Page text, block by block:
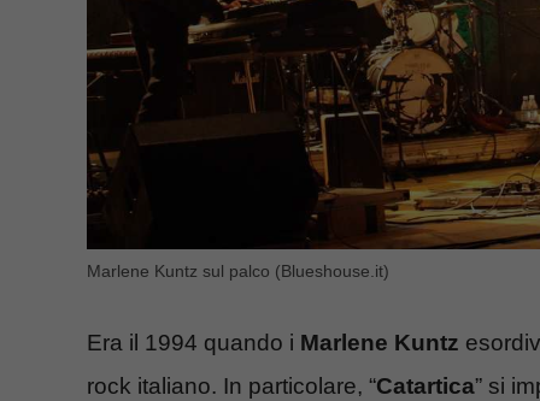
Marlene Kuntz sul palco (Blueshouse.it)
Era il 1994 quando i Marlene Kuntz
rock italiano. In particolare, “Catartica” si